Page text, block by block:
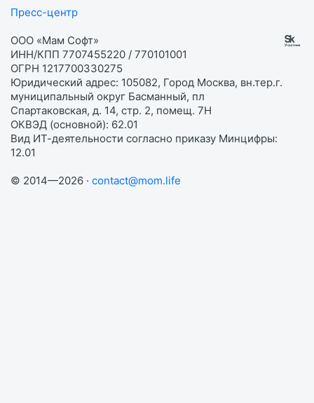
Пресс-центр
ООО «Мам Софт»
ИНН/КПП 7707455220 / 770101001
ОГРН 1217700330275
Юридический адрес: 105082, Город Москва, вн.тер.г.
муниципальный округ Басманный, пл
Спартаковская, д. 14, стр. 2, помещ. 7Н
ОКВЭД (основной): 62.01
Вид ИТ-деятельности согласно приказу Минцифры:
12.01
© 2014—2026 · contact@mom.life